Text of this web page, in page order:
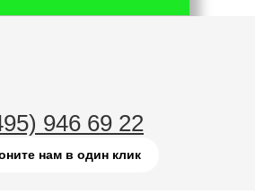
946 69 22
нам в один клик